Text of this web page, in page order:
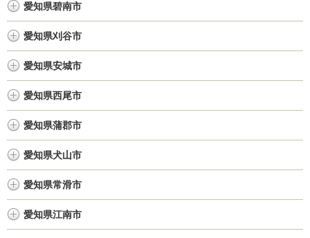
愛知県碧南市
愛知県刈谷市
愛知県安城市
愛知県西尾市
愛知県蒲郡市
愛知県犬山市
愛知県常滑市
愛知県江南市